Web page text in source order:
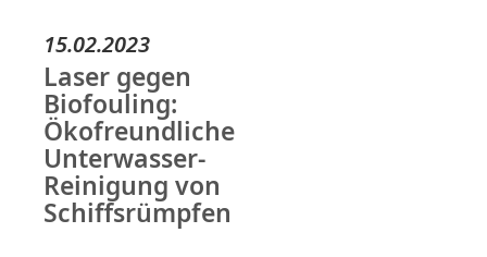
15.02.2023
Laser gegen
Biofouling:
Ökofreundliche
Unterwasser-
Reinigung von
Schiffsrümpfen